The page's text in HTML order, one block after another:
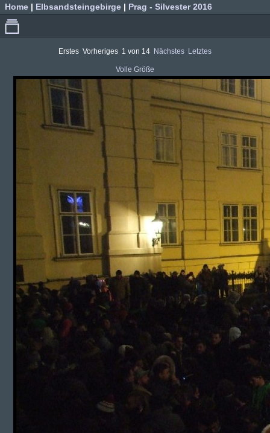
Home Elbsandsteingebirge Prag - Silvester 2016
Erstes Vorheriges 1 von 14 Nächstes Letztes
Volle Größe